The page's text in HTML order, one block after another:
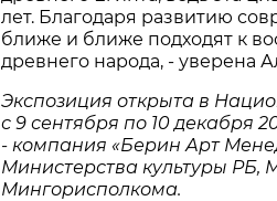
лет. Благодаря развитию
ближе и ближе подходят к
древнего народа, - уверена
Экспозиция открыта в
с 9 сентября по 10 декабря
- компания «Берин Арт
Министерства культуры РБ,
Мингорисполкома.